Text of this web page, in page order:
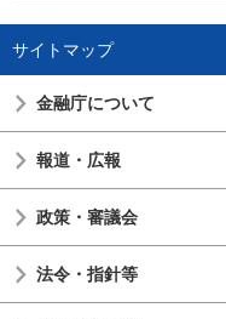
サイトマップ
金融庁について
報道・広報
政策・審議会
法令・指針等